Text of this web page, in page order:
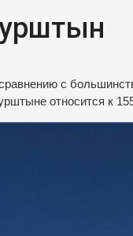
с
относится к